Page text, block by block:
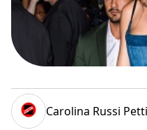
Carolina Russi